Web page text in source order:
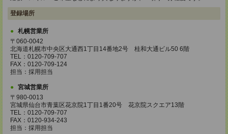
登録場所
札幌営業所
〒060-0042
北海道札幌市中央区大通西1丁目14番地2号 桂和大通ビル50 6階
TEL：0120-709-707
FAX：0120-709-124
担当：採用担当
宮城営業所
〒980-0013
宮城県仙台市青葉区花京院1丁目1番20号 花京院スクエア13階
TEL：0120-709-707
FAX：0120-934-243
担当：採用担当